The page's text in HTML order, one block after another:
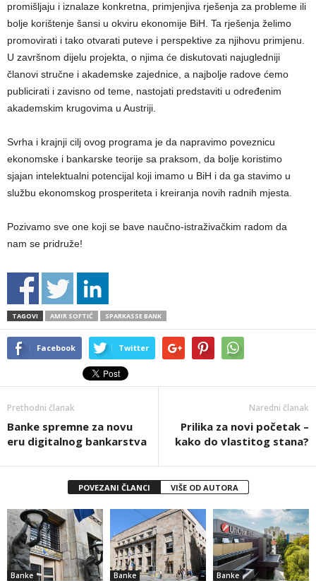
promišljaju i iznalaze konkretna, primjenjiva rješenja za probleme ili
bolje korištenje šansi u okviru ekonomije BiH. Ta rješenja želimo
promovirati i tako otvarati puteve i perspektive za njihovu primjenu.
U završnom dijelu projekta, o njima će diskutovati najugledniji
članovi stručne i akademske zajednice, a najbolje radove ćemo
publicirati i zavisno od teme, nastojati predstaviti u određenim
akademskim krugovima u Austriji.
Svrha i krajnji cilj ovog programa je da napravimo poveznicu
ekonomske i bankarske teorije sa praksom, da bolje koristimo
sjajan intelektualni potencijal koji imamo u BiH i da ga stavimo u
službu ekonomskog prosperiteta i kreiranja novih radnih mjesta.
Pozivamo sve one koji se bave naučno-istraživačkim radom da
nam se pridruže!
TAGOVI AMIR SOFTIĆ SPARKASSE BANK
Facebook Twitter
Prethodni članak
Banke spremne za novu
eru digitalnog bankarstva
Naredni članak
Prilika za novi početak –
kako do vlastitog stana?
POVEZANI ČLANCI VIŠE OD AUTORA
Banke Banke Banke